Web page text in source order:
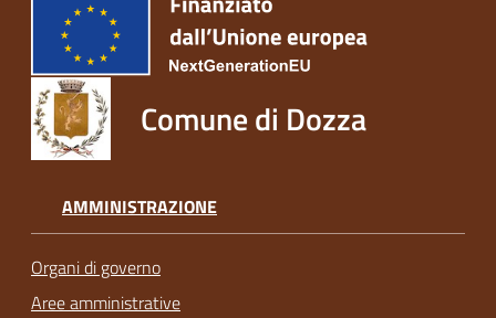
Comune di Dozza
AMMINISTRAZIONE
Organi di governo
Aree amministrative